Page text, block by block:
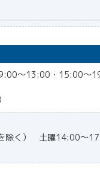
〜13:00・15:00〜
除く） 土曜14:00〜